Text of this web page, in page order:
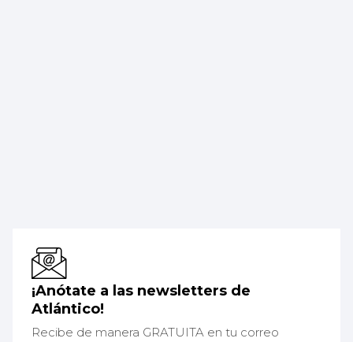
¡Anótate a las newsletters de
Atlántico!
Recibe de manera GRATUITA en tu correo